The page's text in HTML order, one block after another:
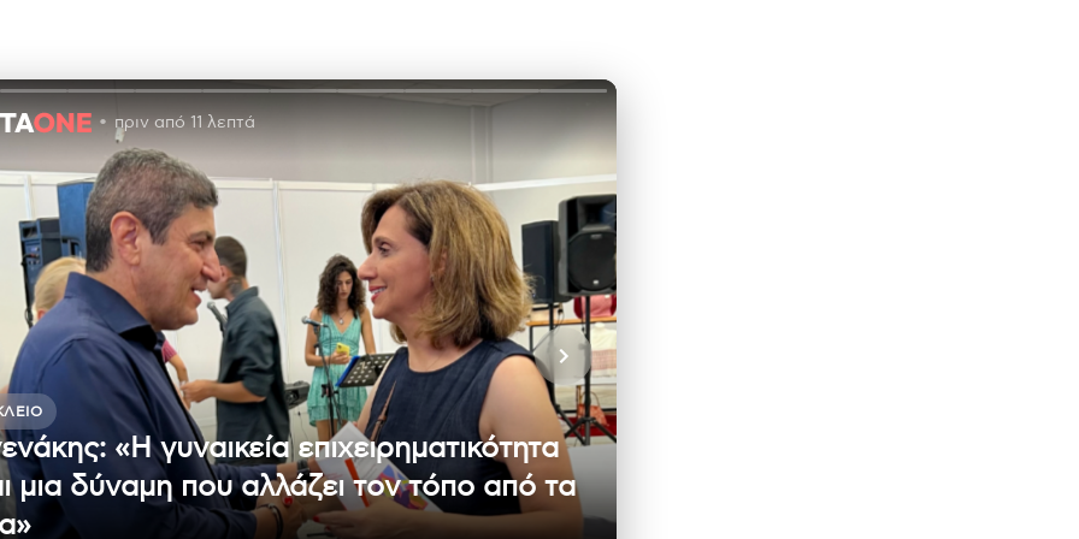
πριν από 11 λεπτά
«Η γυναικεία επιχειρηματικότητα
μια δύναμη που αλλάζει τον τόπο από τα